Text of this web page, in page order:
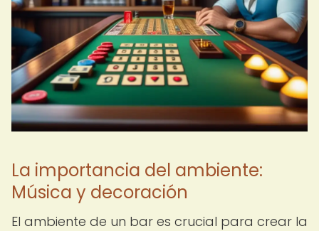
La importancia del ambiente:
Música y decoración
El ambiente de un bar es crucial para crear la